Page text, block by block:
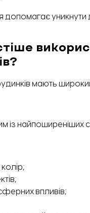
уникнути
мають
із найпоширеніших
впливів;